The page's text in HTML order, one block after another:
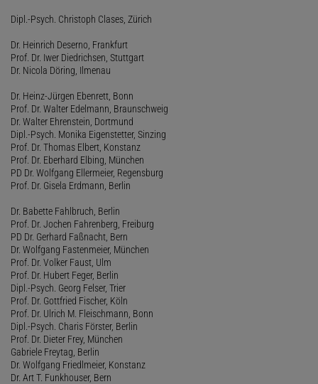
Dipl.-Psych. Christoph Clases, Zürich
Dr. Heinrich Deserno, Frankfurt
Prof. Dr. Iwer Diedrichsen, Stuttgart
Dr. Nicola Döring, Ilmenau
Dr. Heinz-Jürgen Ebenrett, Bonn
Prof. Dr. Walter Edelmann, Braunschweig
Dr. Walter Ehrenstein, Dortmund
Dipl.-Psych. Monika Eigenstetter, Sinzing
Prof. Dr. Thomas Elbert, Konstanz
Prof. Dr. Eberhard Elbing, München
PD Dr. Wolfgang Ellermeier, Regensburg
Prof. Dr. Gisela Erdmann, Berlin
Dr. Babette Fahlbruch, Berlin
Prof. Dr. Jochen Fahrenberg, Freiburg
PD Dr. Gerhard Faßnacht, Bern
Dr. Wolfgang Fastenmeier, München
Prof. Dr. Volker Faust, Ulm
Prof. Dr. Hubert Feger, Berlin
Dipl.-Psych. Georg Felser, Trier
Prof. Dr. Gottfried Fischer, Köln
Prof. Dr. Ulrich M. Fleischmann, Bonn
Dipl.-Psych. Charis Förster, Berlin
Prof. Dr. Dieter Frey, München
Gabriele Freytag, Berlin
Dr. Wolfgang Friedlmeier, Konstanz
Dr. Art T. Funkhouser, Bern